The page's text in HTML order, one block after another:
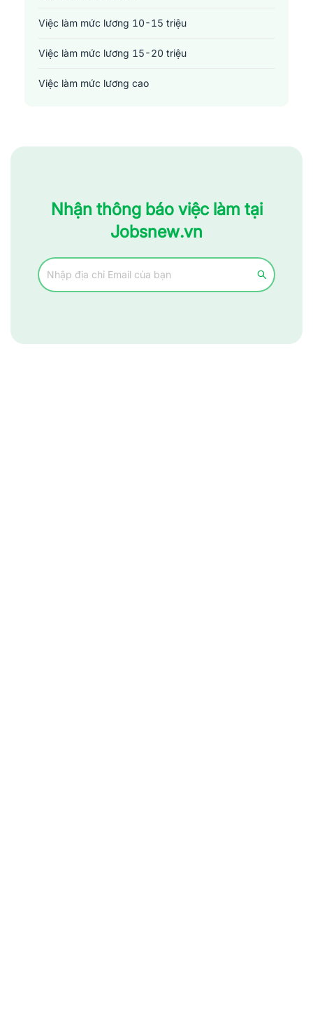
Việc làm mức lương 10-15 triệu
Việc làm mức lương 15-20 triệu
Việc làm mức lương cao
Nhận thông báo việc làm tại
Jobsnew.vn